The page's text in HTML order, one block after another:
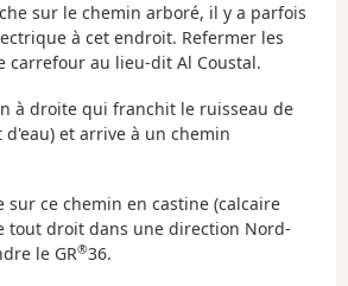
sur le chemin arboré, il y a parfois
à cet endroit. Refermer les
carrefour au lieu-dit Al Coustal.
à droite qui franchit le ruisseau de
et arrive à un chemin
sur ce chemin en castine (calcaire
tout droit dans une direction Nord-
le GR®36.